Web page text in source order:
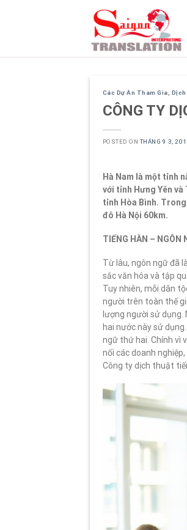
Các Dự Án Tham Gia Dịch
CÔNG TY
POSTED ONTHÁNG 9 3,
Hà Nam là một tỉnh
với tỉnh Hưng Yên
tỉnh Hòa Bình.
đô Hà Nội 60km.
TIẾNG HÀN – NGÔN
Từ lâu, ngôn ngữ đã
sắc văn hóa và tập
Tuy nhiên, mỗi dân
người trên toàn thế
lượng người sử
hai nước này sử
ngữ thứ hai. Chính vì
nối các doanh
Công ty dịch thuật